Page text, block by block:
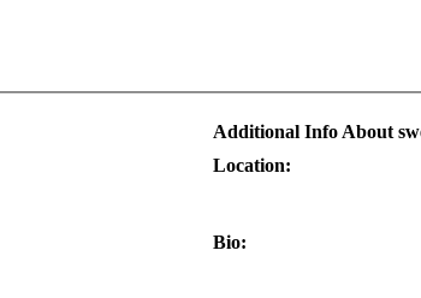
Additional Info About
Location:
Bio: